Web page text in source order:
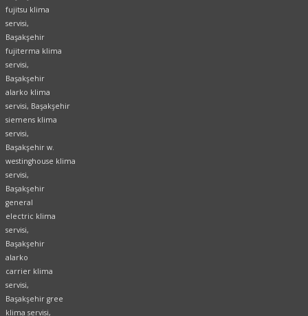
fujitsu klima
servisi,
Başakşehir
fujiterma klima
servisi,
Başakşehir
alarko klima
servisi, Başakşehir
siemens klima
servisi,
Başakşehir w.
westinghouse klima
servisi,
Başakşehir
general
electric klima
servisi,
Başakşehir
alarko
carrier klima
servisi,
Başakşehir gree
klima servisi,